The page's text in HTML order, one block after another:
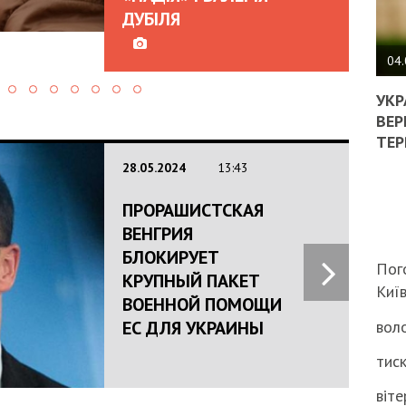
ДУБІЛЯ
28.05.2024 13:43
ПРОРАШИСТСКАЯ
ВЕНГРИЯ
БЛОКИРУЕТ
КРУПНЫЙ ПАКЕТ
ВОЕННОЙ ПОМОЩИ
ЕС ДЛЯ УКРАИНЫ
НА
Київ